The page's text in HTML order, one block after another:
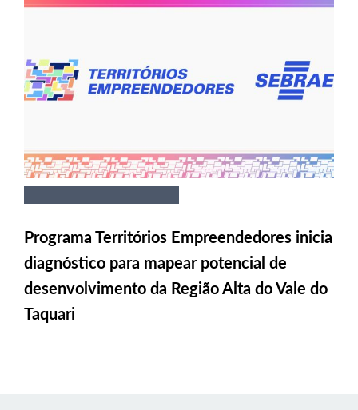
Programa Territórios Empreendedores inicia
diagnóstico para mapear potencial de
desenvolvimento da Região Alta do Vale do
Taquari